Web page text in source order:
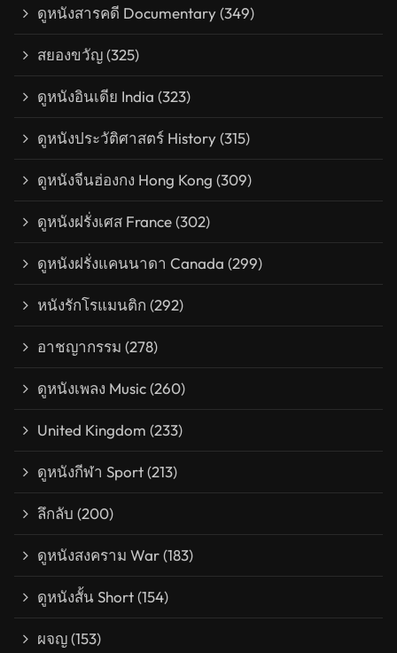
ดูหนังสารคดี Documentary(349)
สยองขวัญ(325)
ดูหนังอินเดีย India (323)
ดูหนังประวัติศาสตร์ History(315)
ดูหนังจีนฮ่องกง Hong Kong (309)
ดูหนังฝรั่งเศส France(302)
ดูหนังฝรั่งแคนนาดา Canada (299)
หนังรักโรแมนติก (292)
อาชญากรรม (278)
ดูหนังเพลง Music(260)
United Kingdom (233)
ดูหนังกีฬา Sport(213)
ลึกลับ (200)
ดูหนังสงคราม War(183)
ดูหนังสั้น Short(154)
ผจญ(153)